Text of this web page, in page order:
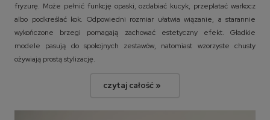
fryzurę. Może pełnić funkcję opaski, ozdabiać kucyk, przeplatać warkocz
albo podkreślać kok. Odpowiedni rozmiar ułatwia wiązanie, a starannie
wykończone brzegi pomagają zachować estetyczny efekt. Gładkie
modele pasują do spokojnych zestawów, natomiast wzorzyste chusty
ożywiają prostą stylizację.
czytaj całość »